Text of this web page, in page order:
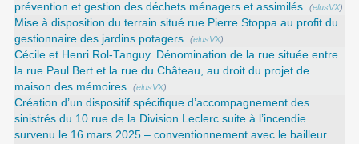
prévention et gestion des déchets ménagers et assimilés. (elusVX)
Mise à disposition du terrain situé rue Pierre Stoppa au profit du
gestionnaire des jardins potagers. (elusVX)
Cécile et Henri Rol-Tanguy. Dénomination de la rue située entre
la rue Paul Bert et la rue du Château, au droit du projet de
maison des mémoires. (elusVX)
Création d’un dispositif spécifique d’accompagnement des
sinistrés du 10 rue de la Division Leclerc suite à l’incendie
survenu le 16 mars 2025 – conventionnement avec le bailleur